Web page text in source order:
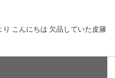
こんにちは 欠品していた皮籐